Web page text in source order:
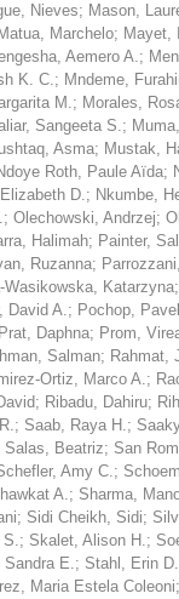
Nieves; Mason,
Matua, Marchelo; Mayet,
Aemero A.;
K. C.; Mndeme,
M.; Morales,
Sangeeta S.;
Asma; Mustak,
Roth, Paule Aïda;
D.; Nkumbe,
; Olechowski, Andrzej;
Halimah; Painter,
Ruzanna;
Wasikowska, Katarzyna
David A.; Pochop, Pavel
Prat, Daphna; Prom,
Salman; Rahmat,
Ortiz, Marco A.;
; Ribadu, Dahiru;
; Saab, Raya H.;
Salas, Beatriz; San
Amy C.;
A.; Sharma,
; Sidi Cheikh, Sidi;
S.; Skalet, Alison H.;
E.; Stahl, Erin D.
Maria Estela Coleoni